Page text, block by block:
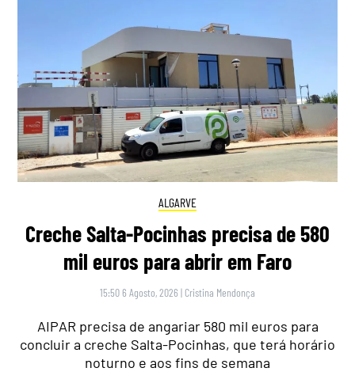
ALGARVE
Creche Salta-Pocinhas precisa de 580
mil euros para abrir em Faro
15:50 6 Agosto, 2026 | Cristina Mendonça
AIPAR precisa de angariar 580 mil euros para
concluir a creche Salta-Pocinhas, que terá horário
noturno e aos fins de semana